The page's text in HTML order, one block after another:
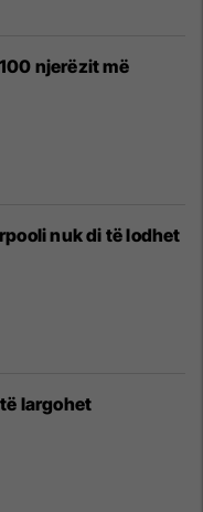
njerëzit më
nuk di të lodhet
largohet